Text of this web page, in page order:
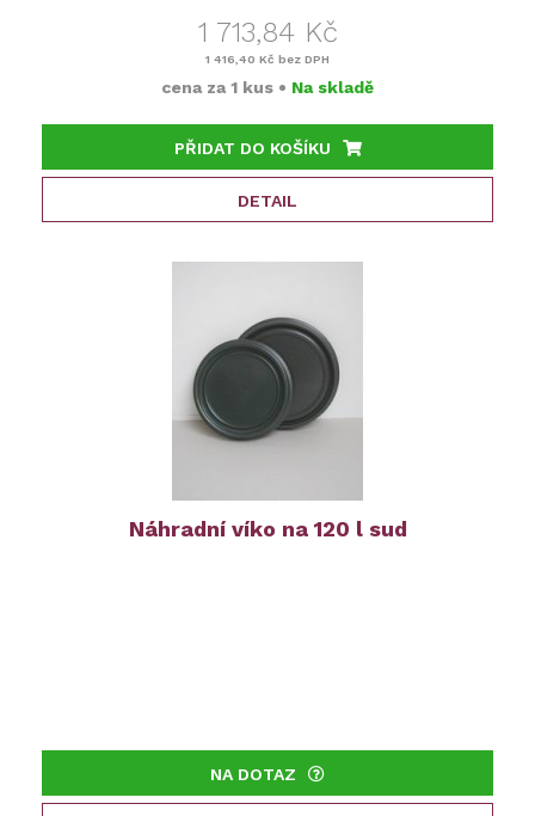
1 713,84 Kč
1 416,40 Kč bez DPH
cena za 1 kus • Na skladě
PŘIDAT DO KOŠÍKU
DETAIL
Náhradní víko na 120 l sud
NA DOTAZ